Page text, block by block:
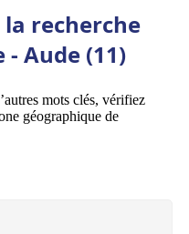
recherche
- Aude (11)
mots clés, vérifiez
géographique de